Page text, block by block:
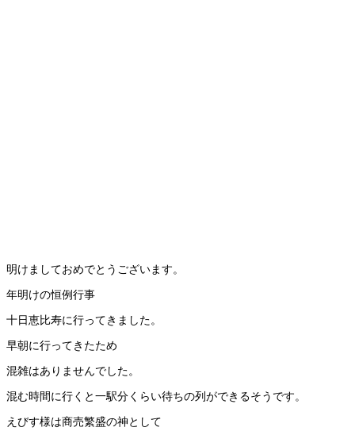
明けましておめでとうございます。
年明けの恒例行事
十日恵比寿に行ってきました。
早朝に行ってきたため
混雑はありませんでした。
混む時間に行くと一駅分くらい待ちの列ができるそうです。
えびす様は商売繁盛の神として